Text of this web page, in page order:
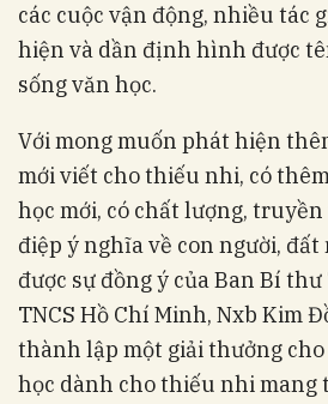
các cuộc vận động, nhiều tác
hiện và dần định hình được
sống văn học.
Với mong muốn phát hiện
mới viết cho thiếu nhi, có
học mới, có chất lượng,
điệp ý nghĩa về con người, đất
được sự đồng ý của Ban Bí
TNCS Hồ Chí Minh, Nxb Kim
thành lập một giải thưởng cho
học dành cho thiếu nhi mang